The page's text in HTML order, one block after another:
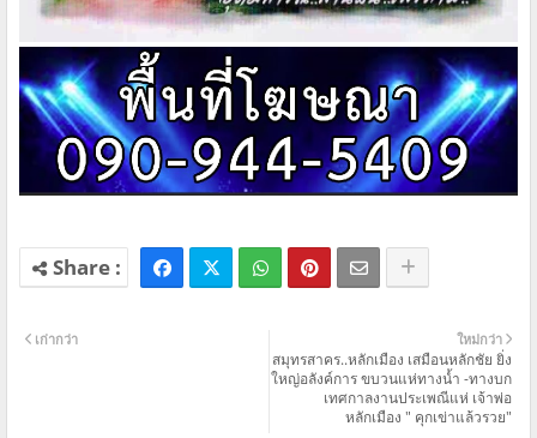
ใหม่กว่า
สมุทรสาคร..หลักเมือง เสมือนหลักชัย ยิ่ง
ใหญ่อลังค์การ ขบวนแห่ทางน้ำ -ทางบก
เทศกาลงานประเพณีแห่ เจ้าพ่อ
หลักเมือง " คุกเข่าแล้วรวย"
เก่ากว่า